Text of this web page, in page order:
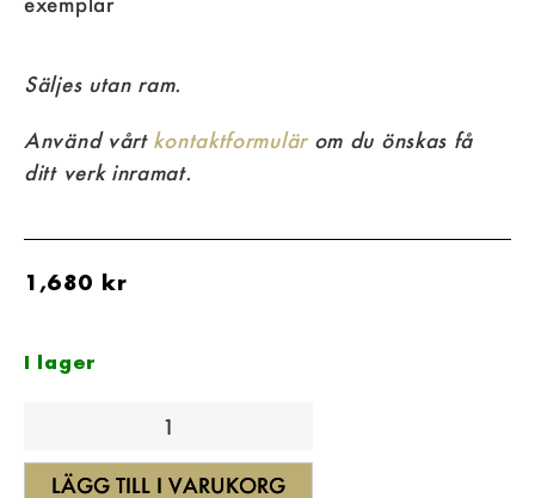
Säljes utan ram.
Använd vårt kontaktformulärom du önskas få
ditt verk inramat.
1,680 kr
I lager
LÄGG TILL I VARUKORG